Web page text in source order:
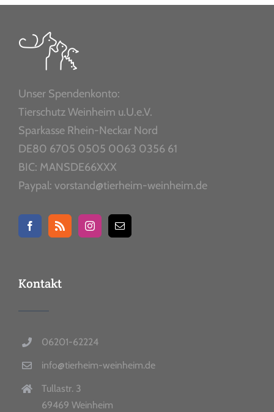
Unser Spendenkonto:
Tierschutz Weinheim u.U.e.V.
Sparkasse Rhein-Neckar Nord
DE80 6705 0505 0063 0356 61
BIC: MANSDE66XXX
Paypal: vorstand@tierheim-weinheim.de
Kontakt
06201-62224
info@tierheim-weinheim.de
Tullastr. 3
69469 Weinheim